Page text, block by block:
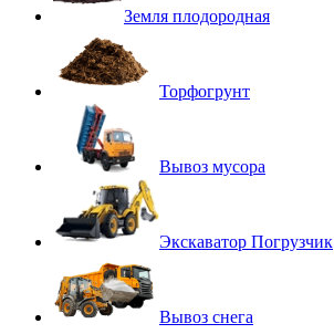
Земля плодородная
Торфогрунт
Вывоз мусора
Экскаватор Погрузчик
Вывоз снега